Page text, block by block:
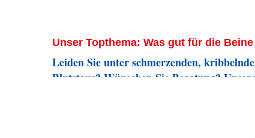
Unser Topthema: Was gut für die
Leiden Sie unter schmerzenden,
Blutstaus? Wünschen Sie Beratung?